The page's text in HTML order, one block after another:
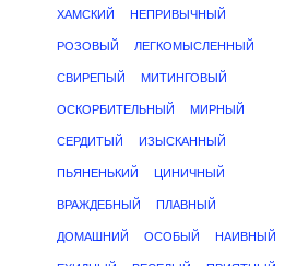
ХАМСКИЙ НЕПРИВЫЧНЫЙ
РОЗОВЫЙ ЛЕГКОМЫСЛЕННЫЙ
СВИРЕПЫЙ МИТИНГОВЫЙ
ОСКОРБИТЕЛЬНЫЙ МИРНЫЙ
СЕРДИТЫЙ ИЗЫСКАННЫЙ
ПЬЯНЕНЬКИЙ ЦИНИЧНЫЙ
ВРАЖДЕБНЫЙ ПЛАВНЫЙ
ДОМАШНИЙ ОСОБЫЙ НАИВНЫЙ